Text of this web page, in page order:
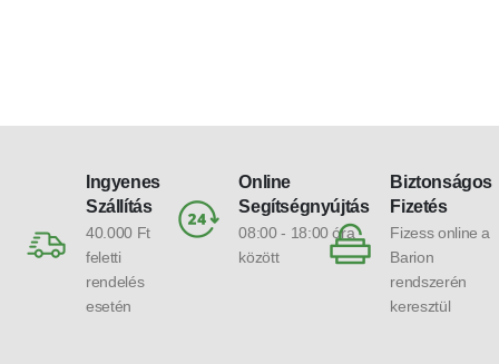
Ingyenes
Szállítás
40.000 Ft
feletti
rendelés
esetén
Online
Segítségnyújtás
08:00 - 18:00 óra
között
Biztonságos
Fizetés
Fizess online a
Barion
rendszerén
keresztül